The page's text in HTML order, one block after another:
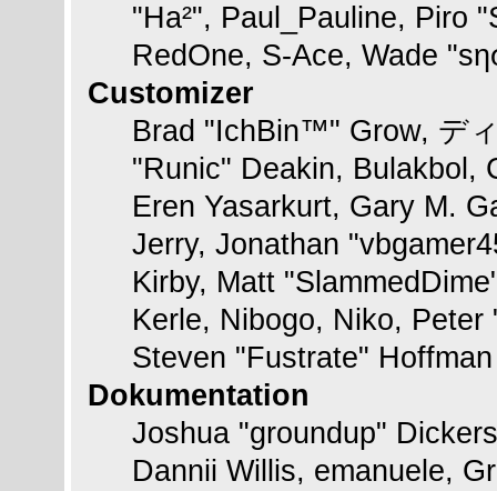
"Ha²", Paul_Pauline, Piro
RedOne, S-Ace, Wade
Customizer
Brad "IchBin™" Grow, デ
"Runic" Deakin, Bulakbol,
Eren Yasarkurt, Gary M.
Jerry, Jonathan
Kirby, Matt
Kerle, Nibogo, Niko,
Steven "Fustrate"
Dokumentation
Joshua "groundup"
Dannii Willis, emanuele,